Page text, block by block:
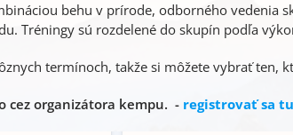
behu v prírode, odborného vedenia
Tréningy sú rozdelené do skupín podľa
termínoch, takže si môžete vybrať ten,
cez organizátora kempu. - registrovať sa tu